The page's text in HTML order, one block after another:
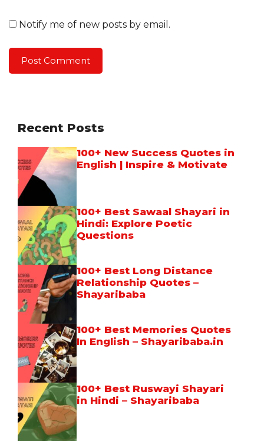
Notify me of new posts by email.
Recent Posts
100+ New Success Quotes in
English | Inspire & Motivate
100+ Best Sawaal Shayari in
Hindi: Explore Poetic
Questions
100+ Best Long Distance
Relationship Quotes –
Shayaribaba
100+ Best Memories Quotes
In English – Shayaribaba.in
100+ Best Ruswayi Shayari
in Hindi – Shayaribaba